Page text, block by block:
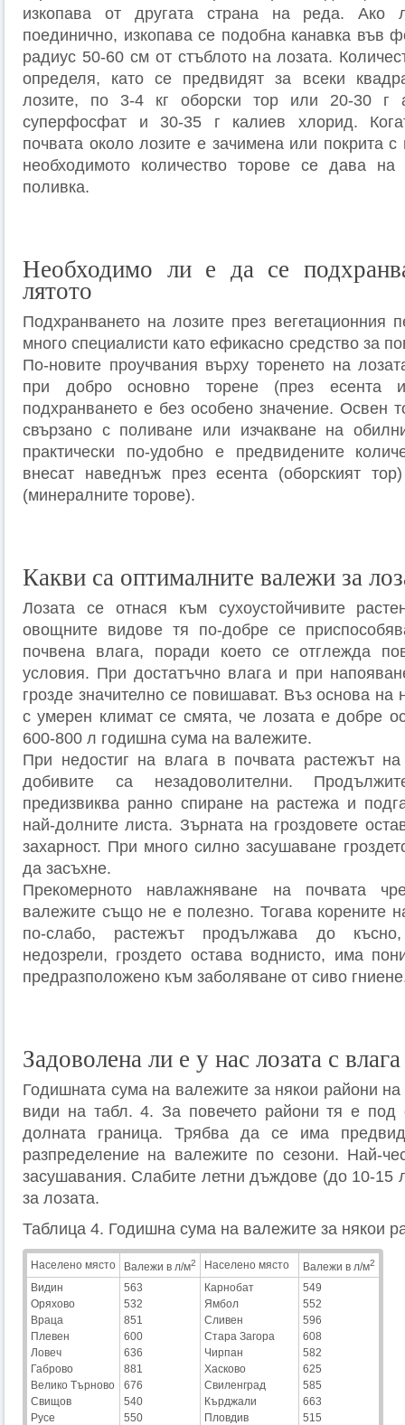
изкопава от другата страна на реда. Ако
поединично, изкопава се подобна канавка във
радиус 50-60 см от стъблото на лозата.
определя, като се предвидят за всеки
лозите, по 3-4 кг оборски тор или 20-30 г
суперфосфат и 30-35 г калиев хлорид.
почвата около лозите е зачимена или покрита
необходимото количество торове се дава
поливка.
Необходимо ли е да се
лятото
Подхранването на лозите през вегетационния
много специалисти като ефикасно средство за
По-новите проучвания върху торенето на
при добро основно торене (през есента
подхранването е без особено значение. Освен
свързано с поливане или изчакване на
практически по-удобно е предвидените
внесат наведнъж през есента (оборският
(минералните торове).
Какви са оптималните валежи за
Лозата се отнася към сухоустойчивите
овощните видове тя по-добре се
почвена влага, поради което се отглежда
условия. При достатъчно влага и при
грозде значително се повишават. Въз основа на
с умерен климат се смята, че лозата е добре
600-800 л годишна сума на валежите.
При недостиг на влага в почвата растежът
добивите са незадоволителни.
предизвиква ранно спиране на растежа и
най-долните листа. Зърната на гроздовете
захарност. При много силно засушаване
да засъхне.
Прекомерното навлажняване на почвата
валежите също не е полезно. Тогава корените
по-слабо, растежът продължава до късно,
недозрели, гроздето остава воднисто, има
предразположено към заболяване от сиво
Задоволена ли е у нас лозата с влага
Годишната сума на валежите за някои райони
види на табл. 4. За повечето райони тя е под
долната граница. Трябва да се има
разпределение на валежите по сезони. Най-
засушавания. Слабите летни дъждове (до 10-15
за лозата.
Таблица 4. Годишна сума на валежите за някои
Населено място Валежи в л/м2 Населено място Валежи в л/м2
Видин
Оряхово
Враца
Плевен
Ловеч
Габрово
Велико Търново
Свищов
Русе
563
532
851
600
636
881
676
540
550
Карнобат
Ямбол
Сливен
Стара Загора
Чирпан
Хасково
Свиленград
Кърджали
Пловдив
549
552
596
608
582
625
585
663
515